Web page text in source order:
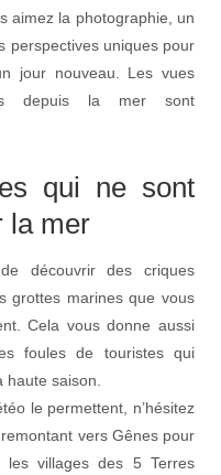
aimez la photographie, un
perspectives uniques pour
jour nouveau. Les vues
depuis la mer sont
qui ne sont
la mer
découvrir des criques
grottes marines que vous
Cela vous donne aussi
foules de touristes qui
haute saison.
le permettent, n’hésitez
vers Gênes pour
les villages des 5 Terres